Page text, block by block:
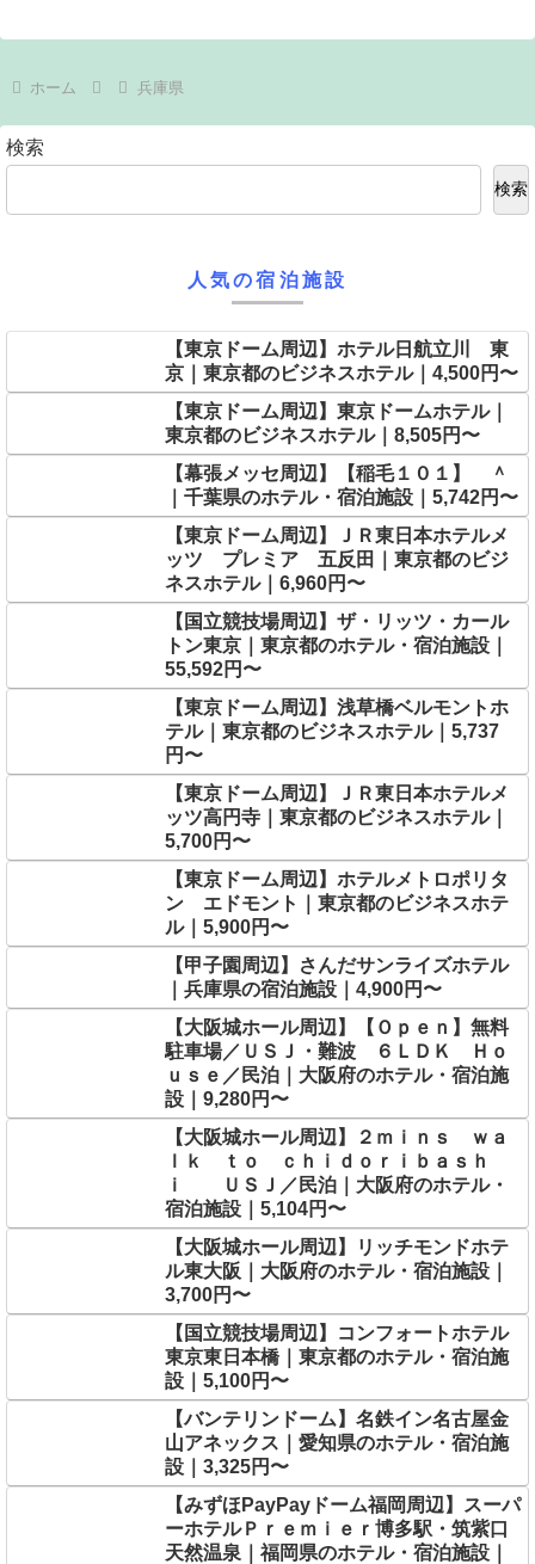
ホーム 兵庫県
検索
検索
人気の宿泊施設
【東京ドーム周辺】ホテル日航立川 東
京｜東京都のビジネスホテル｜4,500円〜
【東京ドーム周辺】東京ドームホテル｜
東京都のビジネスホテル｜8,505円〜
【幕張メッセ周辺】【稲毛１０１】 ＾
｜千葉県のホテル・宿泊施設｜5,742円〜
【東京ドーム周辺】ＪＲ東日本ホテルメ
ッツ プレミア 五反田｜東京都のビジ
ネスホテル｜6,960円〜
【国立競技場周辺】ザ・リッツ・カール
トン東京｜東京都のホテル・宿泊施設｜
55,592円〜
【東京ドーム周辺】浅草橋ベルモントホ
テル｜東京都のビジネスホテル｜5,737
円〜
【東京ドーム周辺】ＪＲ東日本ホテルメ
ッツ高円寺｜東京都のビジネスホテル｜
5,700円〜
【東京ドーム周辺】ホテルメトロポリタ
ン エドモント｜東京都のビジネスホテ
ル｜5,900円〜
【甲子園周辺】さんだサンライズホテル
｜兵庫県の宿泊施設｜4,900円〜
【大阪城ホール周辺】【Ｏｐｅｎ】無料
駐車場／ＵＳＪ・難波 ６ＬＤＫ Ｈｏ
ｕｓｅ／民泊｜大阪府のホテル・宿泊施
設｜9,280円〜
【大阪城ホール周辺】２ｍｉｎｓ ｗａ
ｌｋ ｔｏ ｃｈｉｄｏｒｉｂａｓｈ
ｉ ＵＳＪ／民泊｜大阪府のホテル・
宿泊施設｜5,104円〜
【大阪城ホール周辺】リッチモンドホテ
ル東大阪｜大阪府のホテル・宿泊施設｜
3,700円〜
【国立競技場周辺】コンフォートホテル
東京東日本橋｜東京都のホテル・宿泊施
設｜5,100円〜
【バンテリンドーム】名鉄イン名古屋金
山アネックス｜愛知県のホテル・宿泊施
設｜3,325円〜
【みずほPayPayドーム福岡周辺】スーパ
ーホテルＰｒｅｍｉｅｒ博多駅・筑紫口
天然温泉｜福岡県のホテル・宿泊施設｜